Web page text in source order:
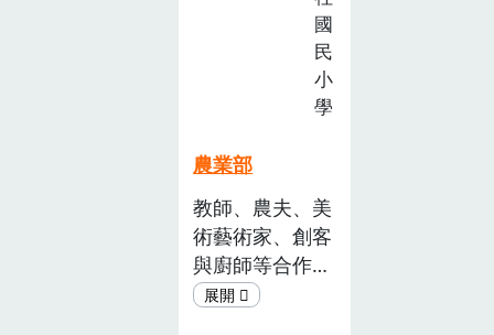
同時扎根食農素
養，深獲親師生
徵
選
活
動
國
民
小
學
農業部
教師、農夫、美
術藝術家、創客
與廚師等合作夥
伴們，共同推動